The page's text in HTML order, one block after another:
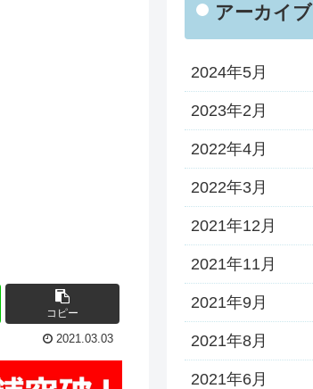
コピー
2021.03.03
アーカイブ
2024年5月
2023年2月
2022年4月
2022年3月
2021年12月
2021年11月
2021年9月
2021年8月
2021年6月